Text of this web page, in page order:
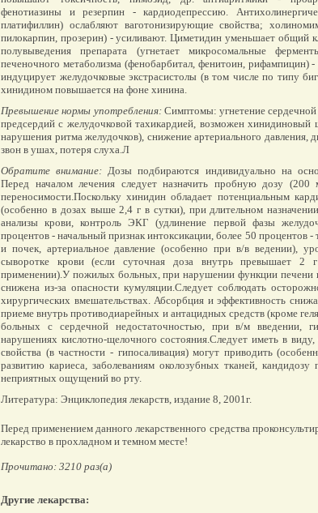
фенотиазины и резерпин - кардиодепрессию.
платифиллин) ослабляют ваготонизирующие свойства;
пилокарпин, прозерин) - усиливают. Циметидин уменьшает общий
полувыведения препарата (угнетает микросомальные
печеночного метаболизма (фенобарбитал, фенитоин, рифампицин)
индуцирует желудочковые экстрасистолы (в том числе по типу
хинидином повышается на фоне хинина.
Превышение нормы употребления: Симптомы: угнетение сердечной
предсердий с желудочковой тахикардией, возможен хинидиновый
нарушения ритма желудочков), снижение артериального давления,
звон в ушах, потеря слуха.Л
Обратите внимание: Дозы подбираются индивидуально на
Перед началом лечения следует назначить пробную дозу (200
переносимости.Поскольку хинидин обладает потенциальным
(особенно в дозах выше 2,4 г в сутки), при длительном
анализы крови, контроль ЭКГ (удлинение первой фазы
процентов - начальный признак интоксикации, более 50 процентов -
и почек, артериальное давление (особенно при в/в ведении),
сыворотке крови (если суточная доза внутрь превышает 2
применении).У пожилых больных, при нарушении функции печени
снижена из-за опасности кумуляции.Следует соблюдать
хирургических вмешательствах. Абсорбция и эффективность
приеме внутрь противодиарейных и антацидных средств (кроме
больных с сердечной недостаточностью, при в/м введении,
нарушениях кислотно-щелочного состояния.Следует иметь в виду,
свойства (в частности - гипосаливация) могут приводить
развитию кариеса, заболеваниям околозубных тканей,
неприятных ощущений во рту.
Литература: Энциклопедия лекарств, издание 8, 2001г.
Перед применением данного лекарственного средства
лекарство в прохладном и темном месте!
Прочитано: 3210 раз(а)
Другие лекарства: